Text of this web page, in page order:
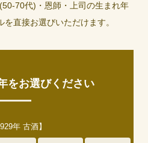
70代)・恩師・上司の生まれ年
直接お選びいただけます。
をお選びください
年 古酒】